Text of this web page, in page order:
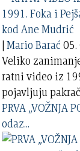
|Mario Barać 05.
Veliko
ratni video iz
pojavljuju
PRVA „VOŽNJA
odaz...